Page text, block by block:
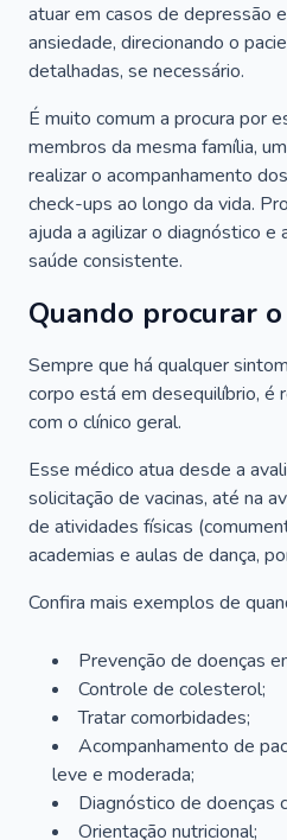
atuar em casos de depressão
ansiedade, direcionando o
detalhadas, se necessário.
É muito comum a procura por
membros da mesma família,
realizar o acompanhamento
check-ups ao longo da vida.
ajuda a agilizar o diagnóstico e
saúde consistente.
Quando procurar
Sempre que há qualquer
corpo está em desequilíbrio, é
com o clínico geral.
Esse médico atua desde a
solicitação de vacinas, até na
de atividades físicas
academias e aulas de dança,
Confira mais exemplos de
Prevenção de doenças
Controle de colesterol;
Tratar comorbidades;
Acompanhamento de
leve e moderada;
Diagnóstico de doenças
Orientação nutricional;